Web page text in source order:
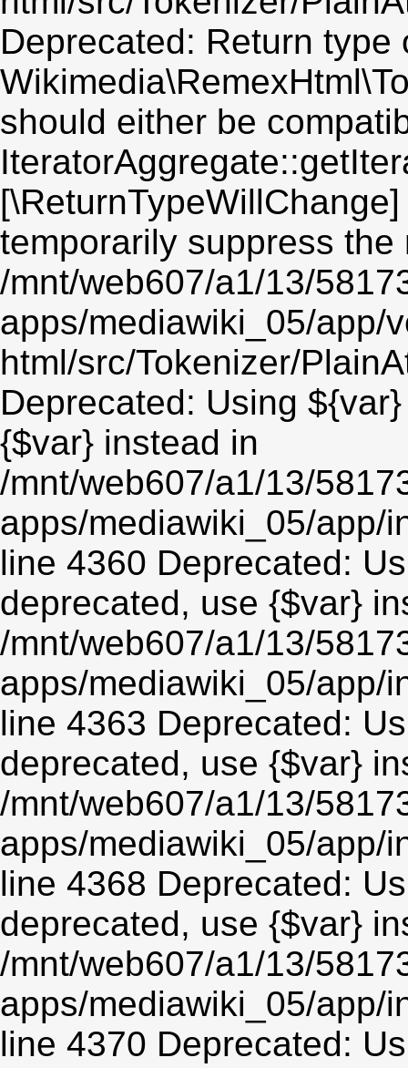
Deprecated: Return type
should either be
temporarily suppress the
/mnt/web607/a1/13/
apps/mediawiki_05/app/
html/src/Tokenizer/
Deprecated: Using
{$var} instead in
/mnt/web607/a1/13/
apps/mediawiki_05/app/
line 4360 Deprecated:
deprecated, use {$var}
/mnt/web607/a1/13/
apps/mediawiki_05/app/
line 4363 Deprecated:
deprecated, use {$var}
/mnt/web607/a1/13/
apps/mediawiki_05/app/
line 4368 Deprecated:
deprecated, use {$var}
/mnt/web607/a1/13/
apps/mediawiki_05/app/
line 4370 Deprecated: